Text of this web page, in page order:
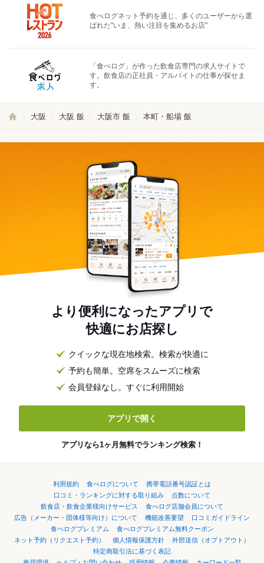
食べログネット予約を通じ、多くのユーザーから選
ばれた"いま、熱い注目を集めるお店"
「食べログ」が作った飲食店専門の求人サイトで
す。飲食店の正社員・アルバイトの仕事が探せま
す。
大阪 大阪 飯 大阪市 飯 本町・船場 飯
より便利になったアプリで
快適にお店探し
クイックな現在地検索。検索が快適に
予約も簡単。空席をスムーズに検索
会員登録なし。すぐに利用開始
アプリで開く
アプリなら1ヶ月無料でランキング検索！
利用規約 食べログについて
携帯電話番号認証とは
口コミ・ランキングに対する取り組み
点数について
飲食店・飲食企業様向けサービス
食べログ店舗会員について
広告（メーカー・団体様等向け）について
機能改善要望
口コミガイドライン
食べログプレミアム
食べログプレミアム無料クーポン
ネット予約（リクエスト予約）
個人情報保護方針
外部送信（オプトアウト）
特定商取引法に基づく表記